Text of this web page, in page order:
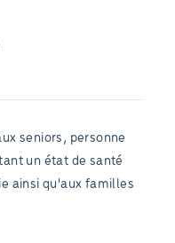
seniors, personne
un état de santé
ainsi qu'aux familles